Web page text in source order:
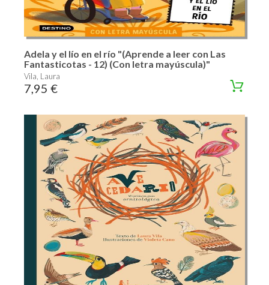
Adela y el lío en el río "(Aprende a leer con Las
Fantasticotas - 12) (Con letra mayúscula)"
Vila, Laura
7,95 €